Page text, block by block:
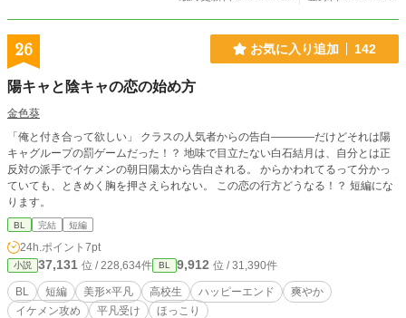
26 お気に入り追加 142
陽キャと陰キャの恋の始め方
金色葵
「俺と付き合って欲しい」 クラスの人気者からの告白――――だけどそれは陽
キャグループの罰ゲームだった！？ 地味で目立たない白石結月は、自分とは正
反対の派手でイケメンの朝日陽太から告白される。 からかわれてるって分かっ
ていても、ときめく胸を押さえられない。 この恋の行方どうなる！？ 短編にな
ります。
BL 完結 短編
24h.ポイント 7pt
小説 37,131 位 / 228,634件 BL 9,912 位 / 31,390件
BL 短編 美形×平凡 高校生 ハッピーエンド
爽やか
イケメン攻め
平凡受け ほっこり